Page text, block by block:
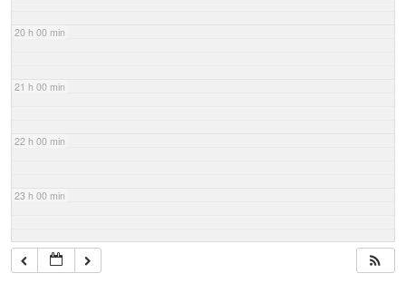
20 h 00 min
21 h 00 min
22 h 00 min
23 h 00 min